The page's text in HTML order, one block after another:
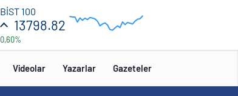
BİST 100
13798.82
0,60%
12:00
Videolar Yazarlar Gazeteler